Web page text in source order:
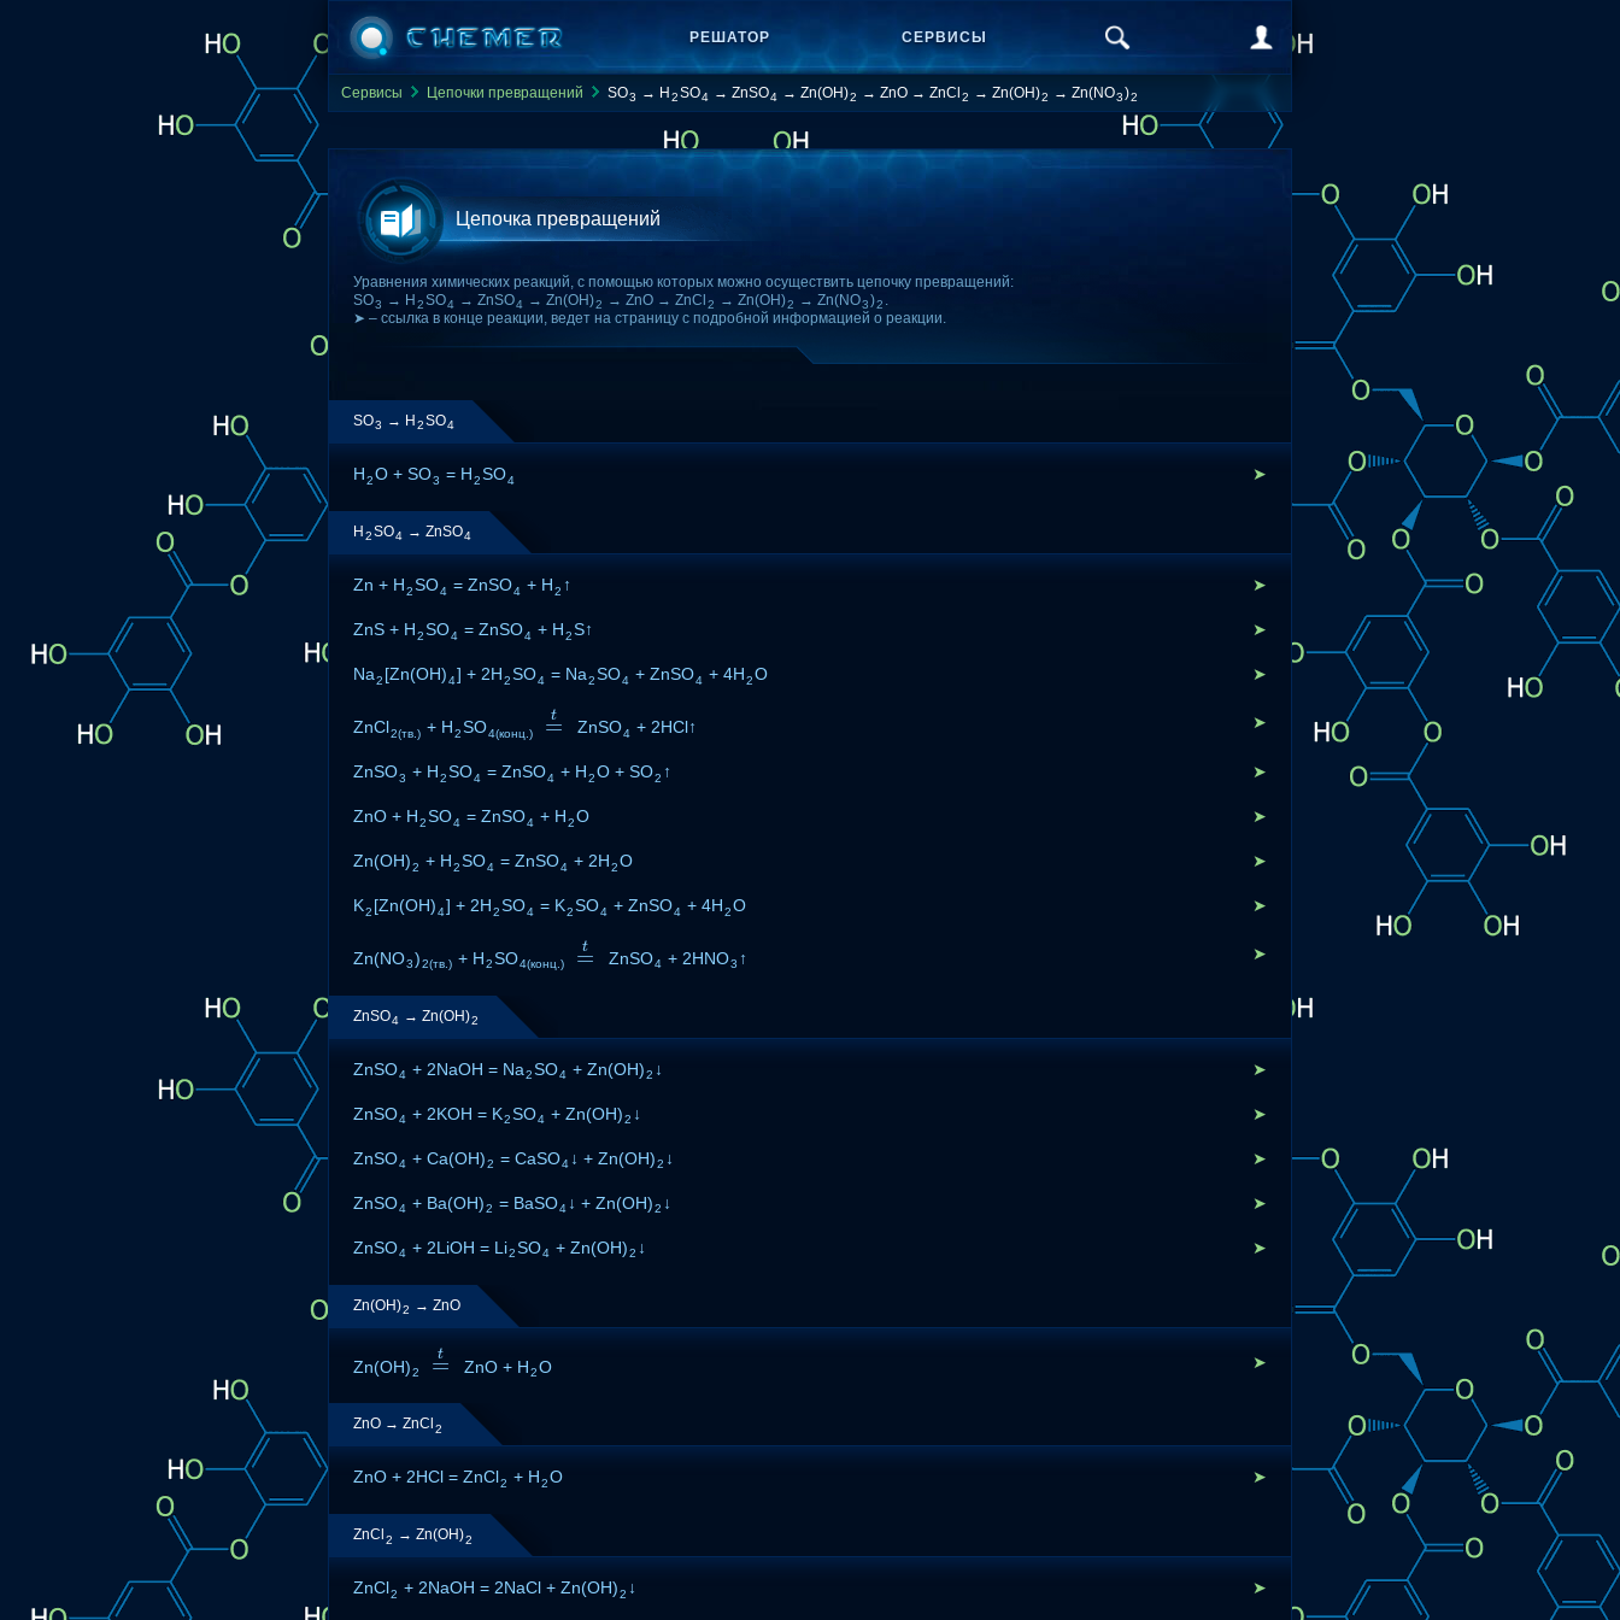
РЕШАТОР СЕРВИСЫ
Сервисы Цепочки превращений SO3 → H 2SO4 → ZnSO4 → Zn(OH)2 → ZnO → ZnCl 2 → Zn(OH)2 → Zn(NO3)2
Цепочка превращений
Уравнения химических реакций, с помощью которых можно осуществить цепочку превращений:
SO3 → H 2SO4 → ZnSO4 → Zn(OH)2 → ZnO → ZnCl 2 → Zn(OH)2 → Zn(NO3)2 .
➤ – ссылка в конце реакции, ведет на страницу с подробной информацией о реакции.
SO3 → H 2SO4
H2O + SO3 = H2SO4 ➤
H 2SO4 → ZnSO4
Zn + H2SO4 = ZnSO4 + H2 ↑ ➤
ZnS + H2SO4 = ZnSO4 + H2S↑ ➤
Na2 [Zn(OH)4] + 2H2SO4 = Na2SO4 + ZnSO4 + 4H2O ➤
ZnCl2(тв.) + H2SO4(конц.) =
t
=t ZnSO4 + 2HCl↑ ➤
ZnSO3 + H2SO4 = ZnSO4 + H2O + SO2 ↑ ➤
ZnO + H2SO4 = ZnSO4 + H2O ➤
Zn(OH)2 + H2SO4 = ZnSO4 + 2H2O ➤
K2 [Zn(OH)4] + 2H2SO4 = K2SO4 + ZnSO4 + 4H2O ➤
Zn(NO3)2(тв.) + H2SO4(конц.) =
t
=t ZnSO4 + 2HNO3 ↑ ➤
ZnSO4 → Zn(OH)2
ZnSO4 + 2NaOH = Na2SO4 + Zn(OH)2 ↓ ➤
ZnSO4 + 2KOH = K2SO4 + Zn(OH)2 ↓ ➤
ZnSO4 + Ca(OH)2 = CaSO4 ↓ + Zn(OH)2 ↓ ➤
ZnSO4 + Ba(OH)2 = BaSO4 ↓ + Zn(OH)2 ↓ ➤
ZnSO4 + 2LiOH = Li2SO4 + Zn(OH)2 ↓ ➤
Zn(OH)2 → ZnO
Zn(OH)2 =
t
=t ZnO + H 2 O ➤
ZnO → ZnCl 2
ZnO + 2HCl = ZnCl2 + H2O ➤
ZnCl 2 → Zn(OH)2
ZnCl2 + 2NaOH = 2NaCl + Zn(OH)2 ↓ ➤